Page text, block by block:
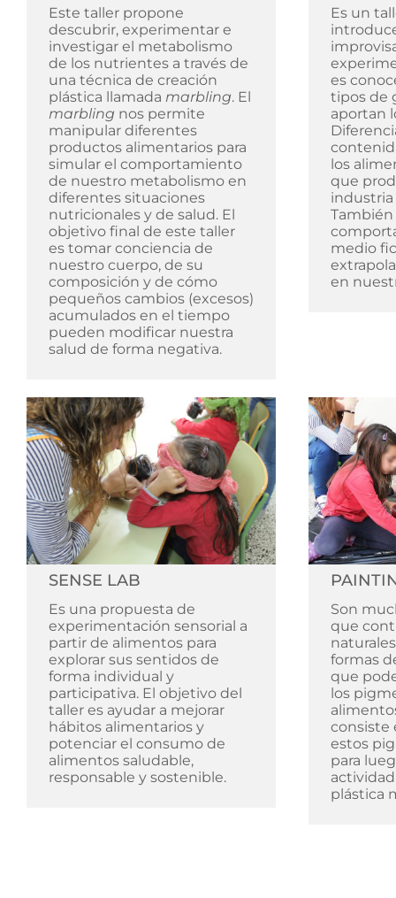
Este taller propone
descubrir, experimentar e
investigar el metabolismo
de los nutrientes a través de
una técnica de creación
plástica llamada marbling. El
marbling nos permite
manipular diferentes
productos alimentarios para
simular el comportamiento
de nuestro metabolismo en
diferentes situaciones
nutricionales y de salud. El
objetivo final de este taller
es tomar conciencia de
nuestro cuerpo, de su
composición y de cómo
pequeños cambios (excesos)
acumulados en el tiempo
pueden modificar nuestra
salud de forma negativa.
Es un
es
tipos de
aportan
los
que
industria
medio
en
SENSE LAB
Es una propuesta de
experimentación sensorial a
partir de alimentos para
explorar sus sentidos de
forma individual y
participativa. El objetivo del
taller es ayudar a mejorar
hábitos alimentarios y
potenciar el consumo de
alimentos saludable,
responsable y sostenible.
Son
que
formas
que
los
consiste
estos
para
plástica